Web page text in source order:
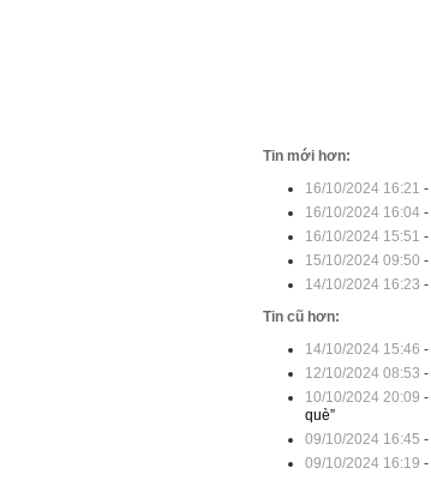
Tin mới hơn:
16/10/2024 16:21 -
16/10/2024 16:04-
16/10/2024 15:51 -
15/10/2024 09:50 -
14/10/2024 16:23 -
Tin cũ hơn:
14/10/2024 15:46 -
12/10/2024 08:53 -
10/10/2024 20:09 -
què”
09/10/2024 16:45 -
09/10/2024 16:19 -